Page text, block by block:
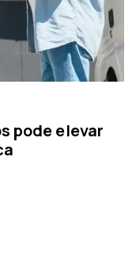
pode elevar